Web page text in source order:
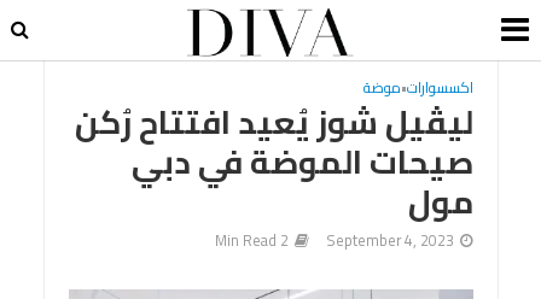
اكسسوارات•موضة
ليڤيل شوز يُعيد افتتاح رُكن
صيحات الموضة في دبي
مول
September 4, 2023
2 Min Read